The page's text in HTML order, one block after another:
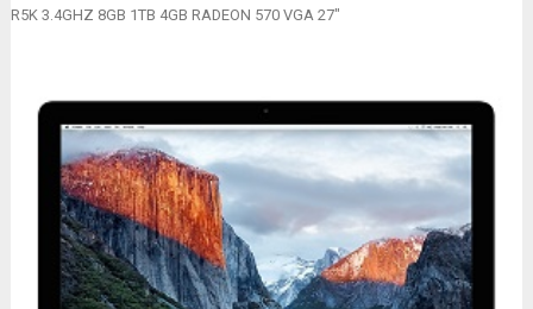
R5K 3.4GHZ 8GB 1TB 4GB RADEON 570 VGA 27″